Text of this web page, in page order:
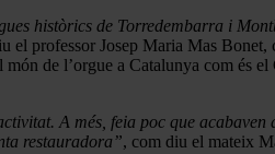
històrics de Torredembarra i
el professor Josep Maria Mas Bonet,
de l’orgue a Catalunya com
A més, feia poc que
restauradora”, com diu el mateix